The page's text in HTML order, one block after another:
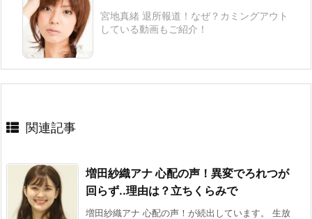
宮地真緒 退所報道！なぜ？カミングアウト
している動画もご紹介！
関連記事
増田紗織アナ 心配の声！異変でろれつが
回らず..理由は？立ちくらみで
増田紗織アナ 心配の声！が続出しています。 生放